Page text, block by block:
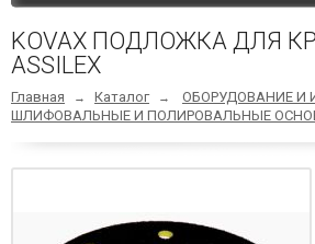
KOVAX ПОДЛОЖКА ДЛЯ
ASSILEX
Главная → Каталог → ОБОРУДОВАНИЕ И
ШЛИФОВАЛЬНЫЕ И ПОЛИРОВАЛЬНЫЕ